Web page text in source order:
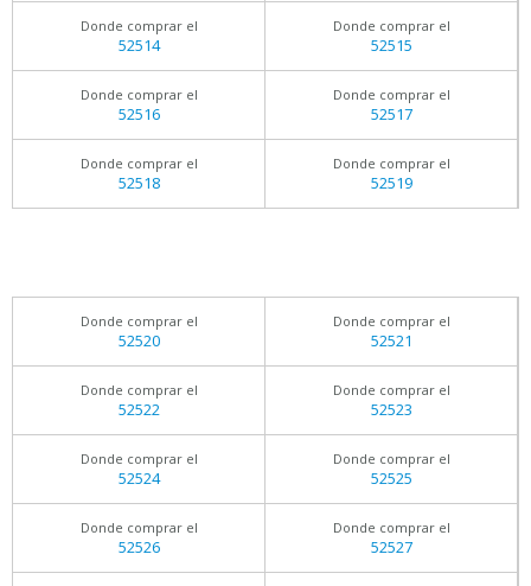
Donde comprar el
52514
Donde comprar el
52515
Donde comprar el
52516
Donde comprar el
52517
Donde comprar el
52518
Donde comprar el
52519
Donde comprar el
52520
Donde comprar el
52521
Donde comprar el
52522
Donde comprar el
52523
Donde comprar el
52524
Donde comprar el
52525
Donde comprar el
52526
Donde comprar el
52527